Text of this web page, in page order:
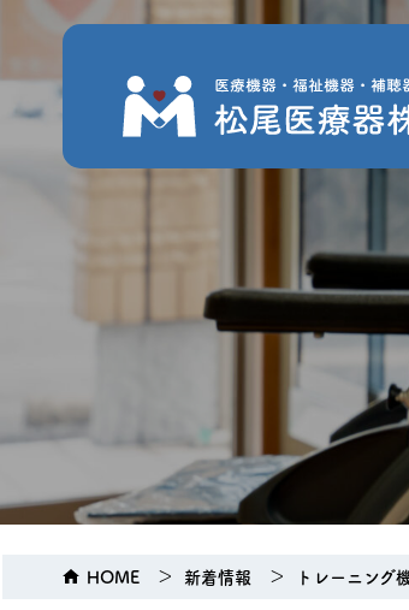
HOME 新着情報 トレーニング